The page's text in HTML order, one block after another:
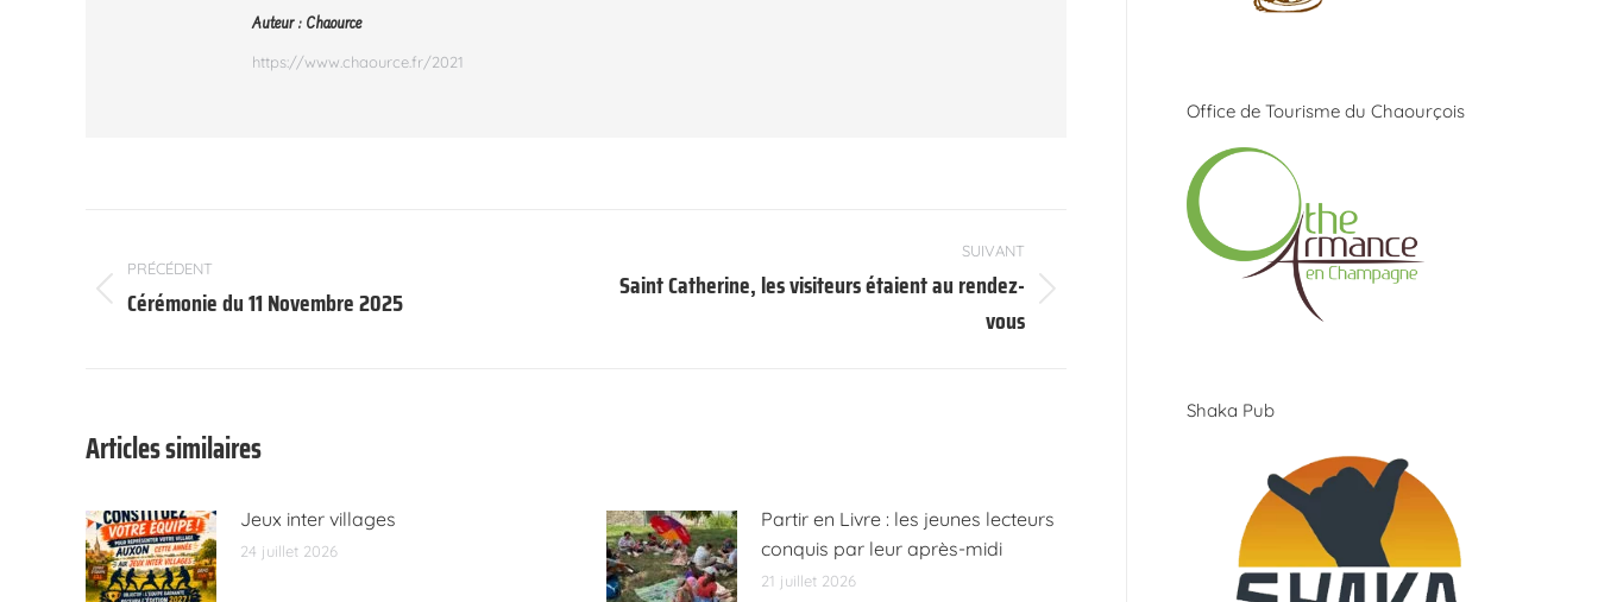
Auteur : Chaource
https://www.chaource.fr/2021
article
PRÉCÉDENT
Article
Cérémonie du 11 Novembre 2025
SUIVANT
Article
Saint Catherine, les visiteurs étaient au rendez-
vous
Articles similaires
Jeux inter villages
24 juillet 2026
Partir en Livre : les jeunes lecteurs
conquis par leur après-midi
21 juillet 2026
Office de Tourisme du Chaourçois
Shaka Pub